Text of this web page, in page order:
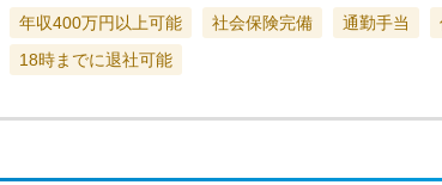
年収400万円以上可能 社会保険完備 通勤手当
18時までに退社可能